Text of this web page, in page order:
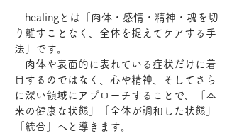
healingとは「肉体・感情・精神・魂を切
り離すことなく、全体を捉えてケアする手
法」です。
肉体や表面的に表れている症状だけに着
目するのではなく、心や精神、そしてさら
に深い領域にアプローチすることで、「本
来の健康な状態」「全体が調和した状態」
「統合」へと導きます。